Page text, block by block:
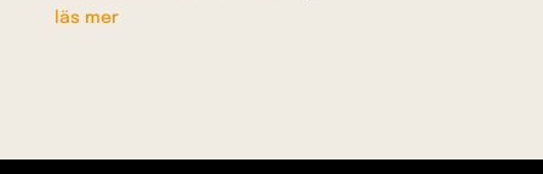
läs mer